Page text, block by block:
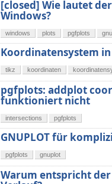
[closed] Wie lautet
Windows?
windows plots pgfplots
Koordinatensystem
tikz koordinaten
pgfplots: addplot
funktioniert nicht
intersections pgfplots
GNUPLOT für
pgfplots gnuplot
Warum entspricht